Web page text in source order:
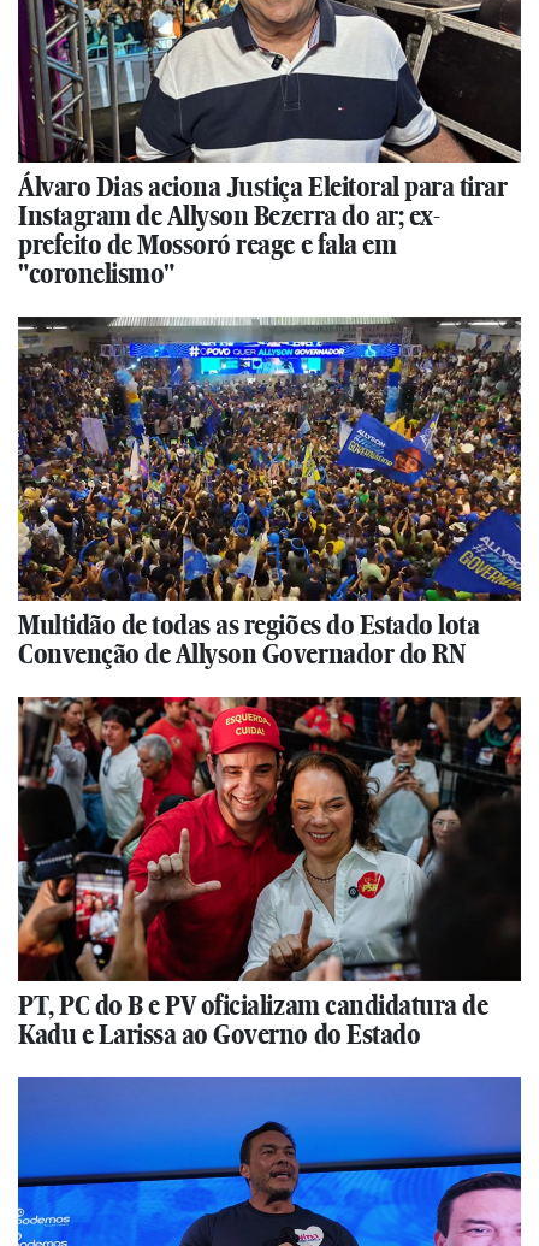
Álvaro Dias aciona Justiça Eleitoral para tirar
Instagram de Allyson Bezerra do ar; ex-
prefeito de Mossoró reage e fala em
"coronelismo"
Multidão de todas as regiões do Estado lota
Convenção de Allyson Governador do RN
PT, PC do B e PV oficializam candidatura de
Kadu e Larissa ao Governo do Estado